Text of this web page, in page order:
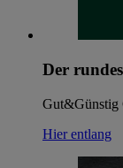
Der
Gut&Günstig
Hier entlang